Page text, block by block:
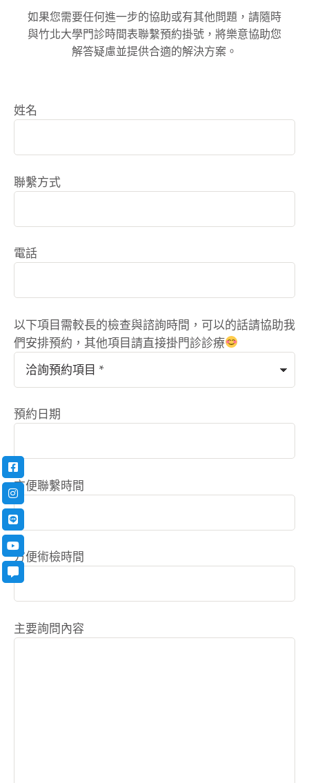
如果您需要任何進一步的協助或有其他問題，請隨時
與竹北大學門診時間表聯繫預約掛號，將樂意協助您
解答疑慮並提供合適的解決方案。
姓名
聯繫方式
電話
以下項目需較長的檢查與諮詢時間，可以的話請協助我
們安排預約，其他項目請直接掛門診診療
預約日期
方便聯繫時間
方便術檢時間
主要詢問內容